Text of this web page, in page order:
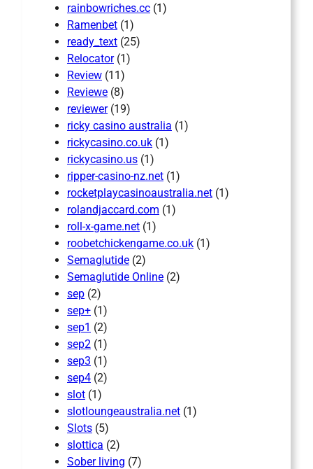
rainbowriches.cc (1)
Ramenbet (1)
ready_text (25)
Relocator(1)
Review (11)
Reviewe (8)
reviewer(19)
ricky casino australia (1)
rickycasino.co.uk (1)
rickycasino.us (1)
ripper-casino-nz.net (1)
rocketplaycasinoaustralia.net (1)
rolandjaccard.com (1)
roll-x-game.net (1)
roobetchickengame.co.uk (1)
Semaglutide (2)
Semaglutide Online (2)
sep (2)
sep+ (1)
sep1 (2)
sep2 (1)
sep3 (1)
sep4 (2)
slot (1)
slotloungeaustralia.net (1)
Slots (5)
slottica (2)
Sober living (7)